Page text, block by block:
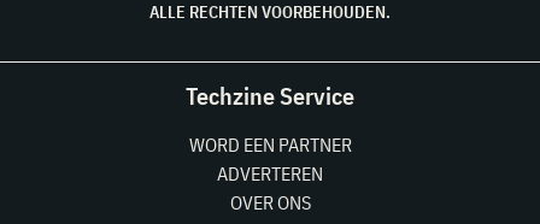
ALLE RECHTEN VOORBEHOUDEN.
Techzine Service
WORD EEN PARTNER
ADVERTEREN
OVER ONS